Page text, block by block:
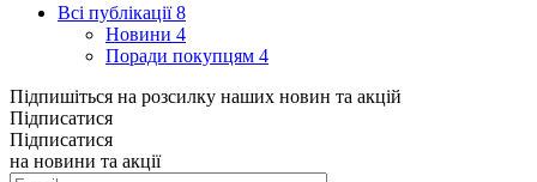
Всі публікації 8
Новини 4
Поради покупцям 4
Підпишіться на розсилку наших новин та акцій
Підписатися
Підписатися
на новини та акції